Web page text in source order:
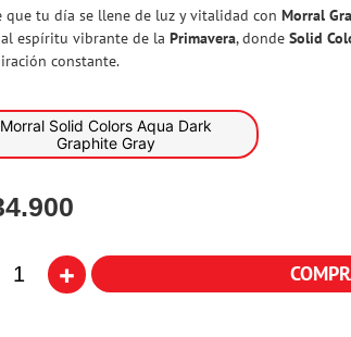
que tu día se llene de luz y vitalidad con Morral
espíritu vibrante de la Primavera, donde Solid
constante.
Morral Solid Colors Aqua Dark
Graphite Gray
+